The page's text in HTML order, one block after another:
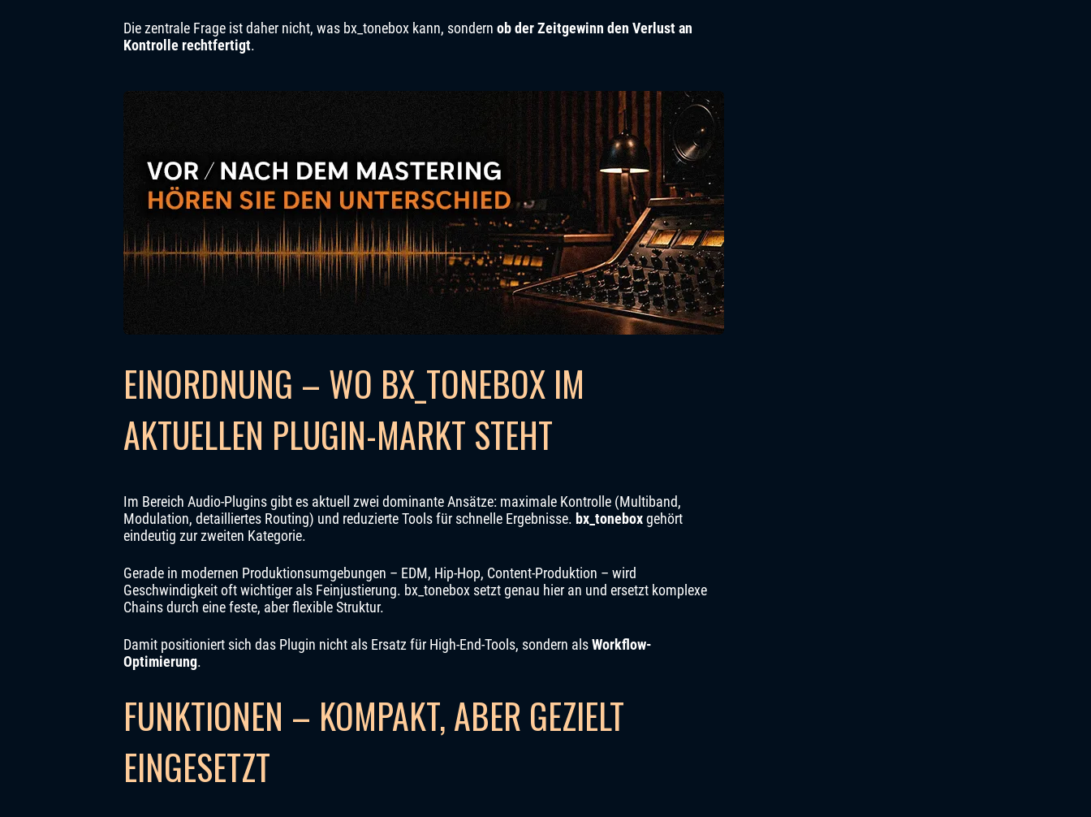
Die zentrale Frage ist daher nicht, was bx_tonebox kann, sondern ob der Zeitgewinn den Verlust an
Kontrolle rechtfertigt.
EINORDNUNG – WO BX_TONEBOX IM
AKTUELLEN PLUGIN-MARKT STEHT
Im Bereich Audio-Plugins gibt es aktuell zwei dominante Ansätze: maximale Kontrolle (Multiband,
Modulation, detailliertes Routing) und reduzierte Tools für schnelle Ergebnisse. bx_toneboxgehört
eindeutig zur zweiten Kategorie.
Gerade in modernen Produktionsumgebungen – EDM, Hip-Hop, Content-Produktion – wird
Geschwindigkeit oft wichtiger als Feinjustierung. bx_tonebox setzt genau hier an und ersetzt komplexe
Chains durch eine feste, aber flexible Struktur.
Damit positioniert sich das Plugin nicht als Ersatz für High-End-Tools, sondern alsWorkflow-
Optimierung.
FUNKTIONEN – KOMPAKT, ABER GEZIELT
EINGESETZT